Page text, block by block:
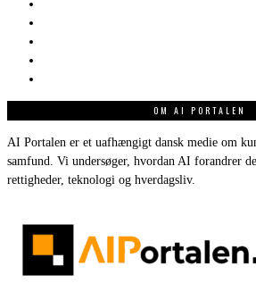
OM AI PORTALEN
AI Portalen er et uafhængigt dansk medie om
samfund. Vi undersøger, hvordan AI forandrer
rettigheder, teknologi og hverdagsliv.